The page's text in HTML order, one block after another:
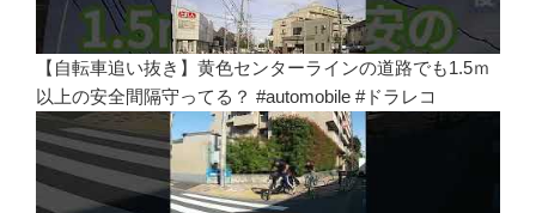
【自転車追い抜き】黄色センターラインの道路でも1.5ｍ
以上の安全間隔守ってる？ #automobile #ドラレコ